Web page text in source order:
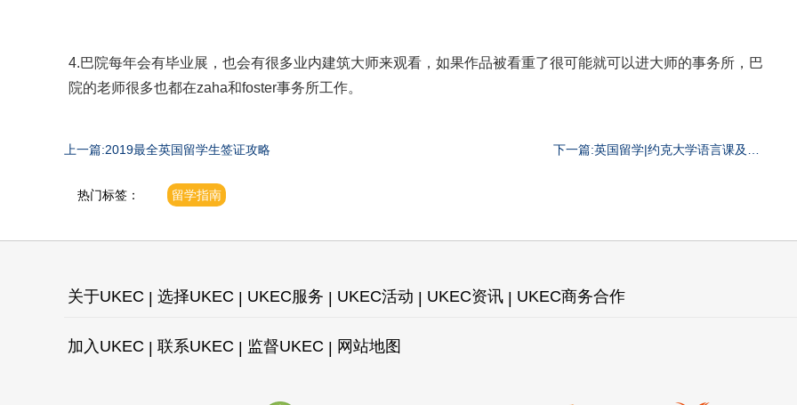
4.巴院每年会有毕业展，也会有很多业内建筑大师来观看，如果作品被看重了很可能就可以进大师的事务所，巴
院的老师很多也都在zaha和foster事务所工作。
上一篇:2019最全英国留学生签证攻略
下一篇:英国留学|约克大学语言课及正
热门标签：
留学指南
关于UKEC 选择UKEC UKEC服务 UKEC活动 UKEC资讯 UKEC商务合作
加入UKEC 联系UKEC 监督UKEC 网站地图